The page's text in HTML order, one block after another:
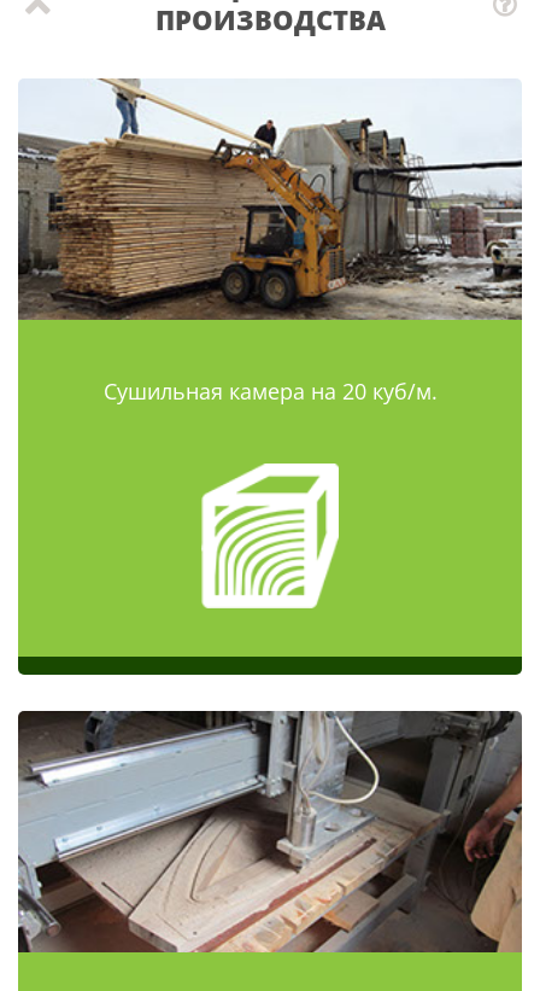
ПРОИЗВОДСТВА
Сушильная камера на 20 куб/м.